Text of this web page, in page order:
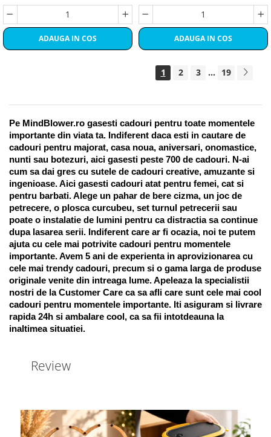
ADAUGA IN COS ADAUGA IN COS
1 2 3 ... 19
Pe MindBlower.ro gasesti cadouri pentru toate momentele
importante din viata ta. Indiferent daca esti in cautare de
cadouri pentru majorat, casa noua, aniversari, onomastice,
nunti sau botezuri, aici gasesti peste 700 de cadouri. N-ai
cum sa dai gres cu sutele de cadouri creative, amuzante si
ingenioase. Aici gasesti cadouri atat pentru femei, cat si
pentru barbati. Alege un pahar de bere cizma, un joc de
petrecere, o plosca curcubeu, set turnul petrecerii sau
poate o instalatie de lumini pentru ca distractia sa continue
dupa lasarea serii. Indiferent care ar fi ocazia, noi te putem
ajuta cu cele mai potrivite cadouri pentru momentele
importante. Avem 5 ani de experienta in aprovizionarea cu
cele mai trendy cadouri, precum si o gama larga de produse
originale venite din intreaga lume. Apeleaza la specialistii
nostri de la Customer Care ca sa afli care sunt cele mai cool
cadouri pentru momentele importante. Iti asiguram si livrare
rapida 24h si ambalare cool, ca sa fii intotdeauna la
inaltimea situatiei.
Review